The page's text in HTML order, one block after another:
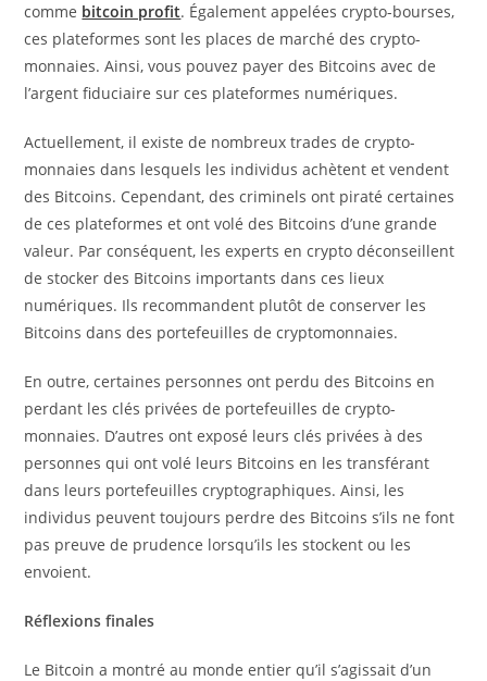
comme bitcoin profit. Également appelées crypto-bourses,
ces plateformes sont les places de marché des crypto-
monnaies. Ainsi, vous pouvez payer des Bitcoins avec de
l’argent fiduciaire sur ces plateformes numériques.
Actuellement, il existe de nombreux trades de crypto-
monnaies dans lesquels les individus achètent et vendent
des Bitcoins. Cependant, des criminels ont piraté certaines
de ces plateformes et ont volé des Bitcoins d’une grande
valeur. Par conséquent, les experts en crypto déconseillent
de stocker des Bitcoins importants dans ces lieux
numériques. Ils recommandent plutôt de conserver les
Bitcoins dans des portefeuilles de cryptomonnaies.
En outre, certaines personnes ont perdu des Bitcoins en
perdant les clés privées de portefeuilles de crypto-
monnaies. D’autres ont exposé leurs clés privées à des
personnes qui ont volé leurs Bitcoins en les transférant
dans leurs portefeuilles cryptographiques. Ainsi, les
individus peuvent toujours perdre des Bitcoins s’ils ne font
pas preuve de prudence lorsqu’ils les stockent ou les
envoient.
Réflexions finales
Le Bitcoin a montré au monde entier qu’il s’agissait d’un